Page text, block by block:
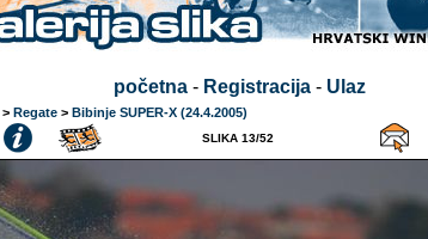
početna- Registracija- Ulaz
> Regate > Bibinje SUPER-X (24.4.2005)
SLIKA 13/52